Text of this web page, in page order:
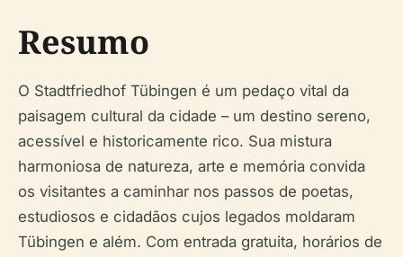
Resumo
O Stadtfriedhof Tübingen é um pedaço vital da
paisagem cultural da cidade – um destino sereno,
acessível e historicamente rico. Sua mistura
harmoniosa de natureza, arte e memória convida
os visitantes a caminhar nos passos de poetas,
estudiosos e cidadãos cujos legados moldaram
Tübingen e além. Com entrada gratuita, horários de